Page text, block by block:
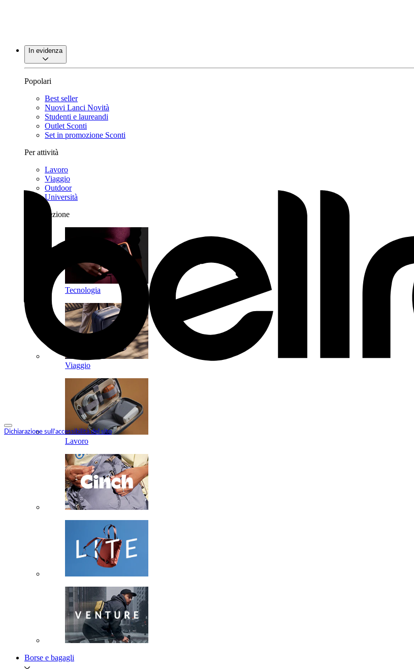
Dichiarazione sull'accessibilità del sito
In evidenza
Popolari
Best seller
Nuovi Lanci Novità
Studenti e laureandi
Outlet Sconti
Set in promozione Sconti
Per attività
Lavoro
Viaggio
Outdoor
Università
Per collezione
Tecnologia
Viaggio
Lavoro
Borse e bagagli